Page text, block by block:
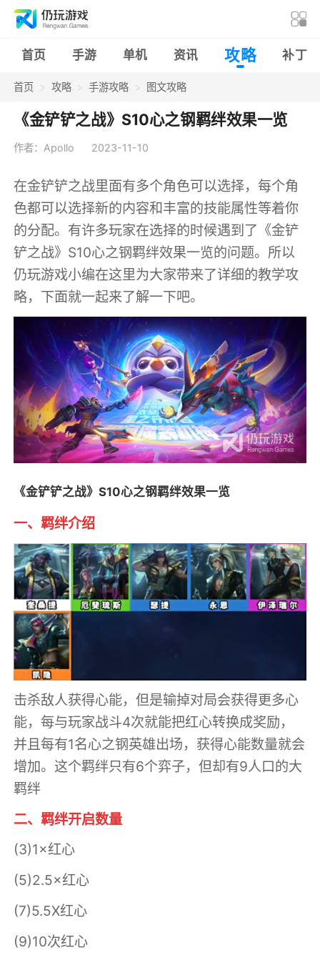
首页 手游 单机 资讯 攻略 补丁
首页 攻略 手游攻略 图文攻略
《金铲铲之战》S10心之钢羁绊效果一览
作者：Apollo 2023-11-10
在金铲铲之战里面有多个角色可以选择，每个角
色都可以选择新的内容和丰富的技能属性等着你
的分配。有许多玩家在选择的时候遇到了《金铲
铲之战》S10心之钢羁绊效果一览的问题。所以
仍玩游戏小编在这里为大家带来了详细的教学攻
略，下面就一起来了解一下吧。
《金铲铲之战》S10心之钢羁绊效果一览
一、羁绊介绍
击杀敌人获得心能，但是输掉对局会获得更多心
能，每与玩家战斗4次就能把红心转换成奖励，
并且每有1名心之钢英雄出场，获得心能数量就会
增加。这个羁绊只有6个弈子，但却有9人口的大
羁绊
二、羁绊开启数量
(3)1×红心
(5)2.5×红心
(7)5.5X红心
(9)10次红心